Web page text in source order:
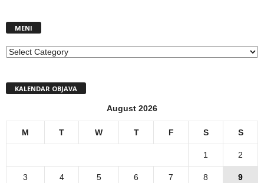
MENI
MENI
KALENDAR OBJAVA
August 2026
M T W T F S S
1 2
3 4 5 6 7 8 9